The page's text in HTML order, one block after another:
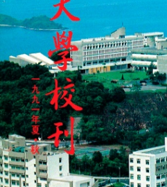
讀萬卷書行萬里路——五名獎學金得
主談外遊感受
人物素描
各界捐贈